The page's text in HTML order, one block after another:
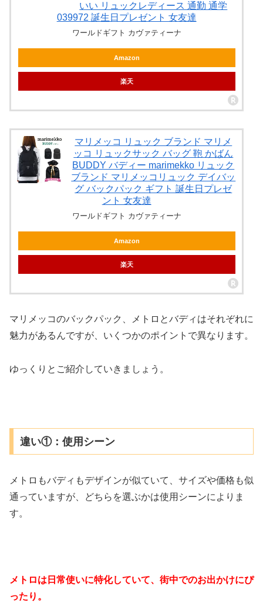
いい リュックレディース 通勤 通学
039972 誕生日プレゼント 女友達
ワールドギフト カヴァティーナ
Amazon
楽天
マリメッコ リュック ブランド マリメ
ッコ リュックサック バッグ 鞄 かばん
BUDDY バディー marimekko リュック
ブランド マリメッコリュック デイバッ
グ バックパック ギフト 誕生日プレゼ
ント 女友達
ワールドギフト カヴァティーナ
Amazon
楽天
マリメッコのバックパック、メトロとバディはそれぞれに
魅力があるんですが、いくつかのポイントで異なります。
ゆっくりとご紹介していきましょう。
違い①：使用シーン
メトロもバディもデザインが似ていて、サイズや価格も似
通っていますが、どちらを選ぶかは使用シーンによりま
す。
メトロは日常使いに特化していて、街中でのお出かけにぴ
ったり。